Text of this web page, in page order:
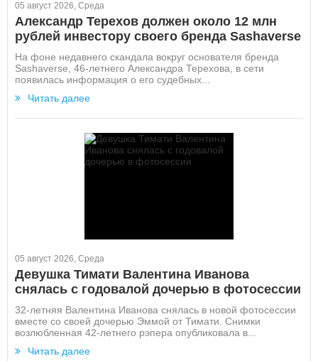
05 август 2026, Среда
Александр Терехов должен около 12 млн
рублей инвестору своего бренда Sashaverse
На фоне недавнего скандала вокруг основателя бренда
Sashaverse, 46-летнего Александра Терехова, в сети
появилась информация о его судебных...
Читать далее
05 август 2026, Среда
Девушка Тимати Валентина Иванова
снялась с годовалой дочерью в фотосессии
32-летняя Валентина Иванова снялась в новой фотосессии
вместе со своей дочерью Эммой от Тимати. Снимки
возлюбленная 42-летнего рэпера опубликовала в...
Читать далее